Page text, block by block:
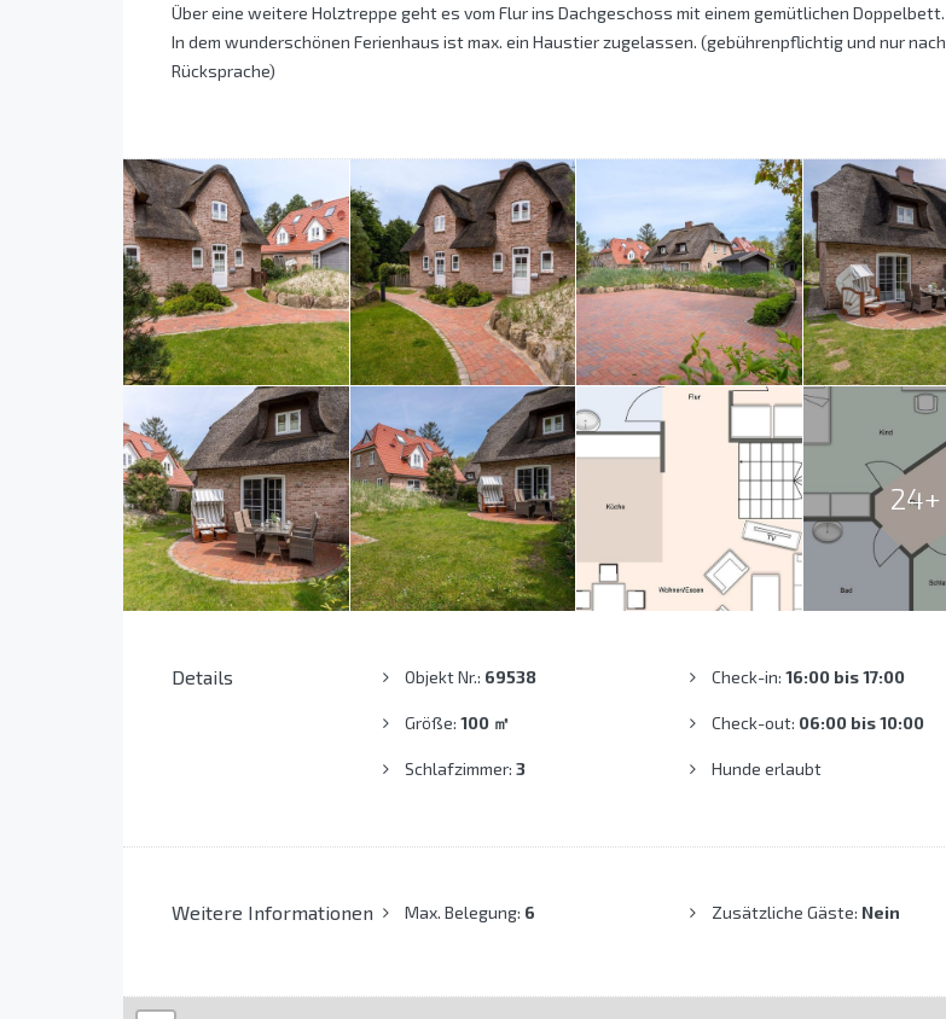
Über eine weitere Holztreppe geht es vom Flur ins Dachgeschoss mit einem gemütlichen Doppelbett.
In dem wunderschönen Ferienhaus ist max. ein Haustier zugelassen. (gebührenpflichtig und nur nach
Rücksprache)
24+
Details Objekt Nr.: 69538
Größe: 100 ㎡
Schlafzimmer: 3
Check-in:16:00 bis 17:00
Check-out: 06:00 bis 10:00
Hunde erlaubt
Weitere Informationen Max. Belegung: 6 Zusätzliche Gäste: Nein